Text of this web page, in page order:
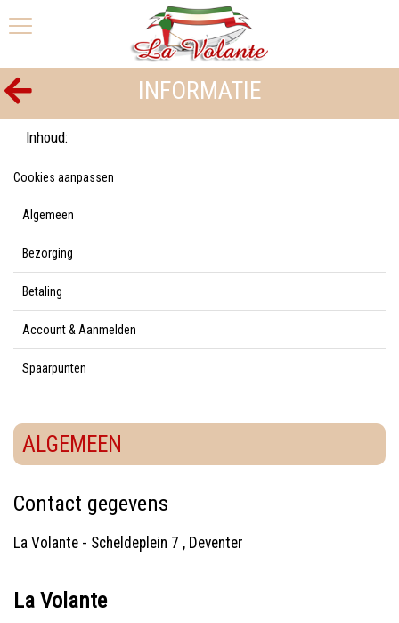
INFORMATIE
Inhoud:
Cookies aanpassen
Algemeen
Bezorging
Betaling
Account & Aanmelden
Spaarpunten
ALGEMEEN
Contact gegevens
La Volante - Scheldeplein 7 , Deventer
La Volante